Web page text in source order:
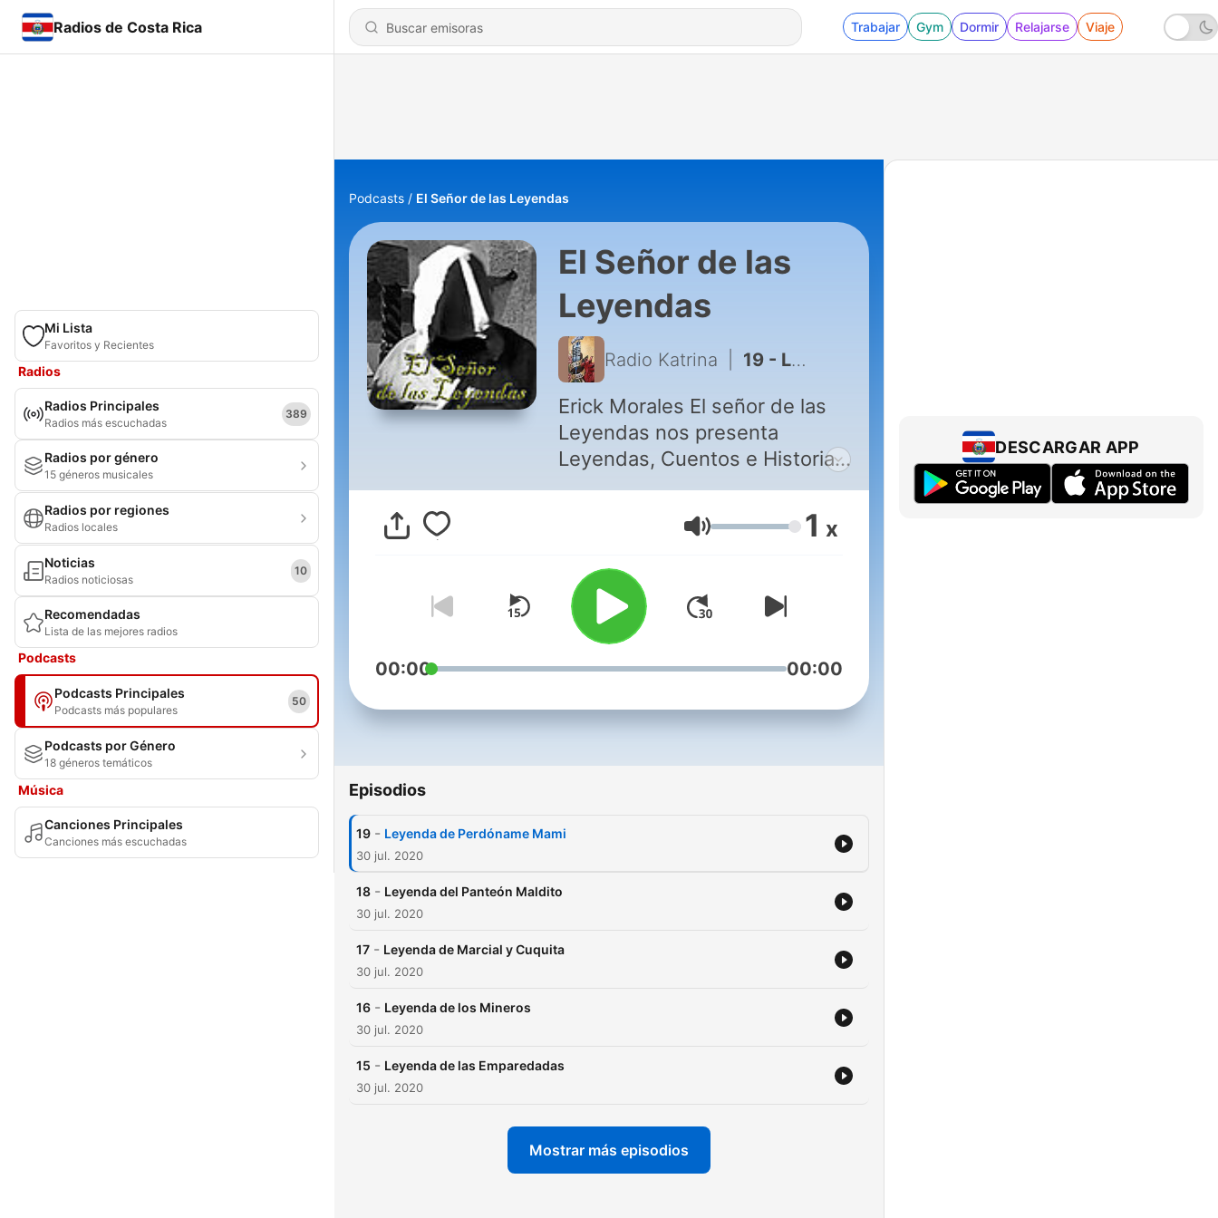
Radios de Costa Rica Trabajar Gym Dormir Relajarse Viaje
Mi Lista
Favoritos y Recientes
Radios
Radios Principales
Radios más escuchadas
389
Radios por género
15 géneros musicales
Radios por regiones
Radios locales
Noticias
Radios noticiosas
10
Recomendadas
Lista de las mejores radios
Podcasts
Podcasts Principales
Podcasts más populares
50
Podcasts por Género
18 géneros temáticos
Música
Canciones Principales
Canciones más escuchadas
Podcasts El Señor de las Leyendas
El Señor de las
Leyendas
Radio Katrina 19 - Leyenda de Perdóname Mami
Erick Morales El señor de las
Leyendas nos presenta
Leyendas, Cuentos e Historias
de Ultratumba con Don Jesú
Volumen 1 x
00:00 00:00
Episodios
19 - Leyenda de Perdóname Mami
30 jul. 2020
18 - Leyenda del Panteón Maldito
30 jul. 2020
17 - Leyenda de Marcial y Cuquita
30 jul. 2020
16 - Leyenda de los Mineros
30 jul. 2020
15 - Leyenda de las Emparedadas
30 jul. 2020
Mostrar más episodios
DESCARGAR APP